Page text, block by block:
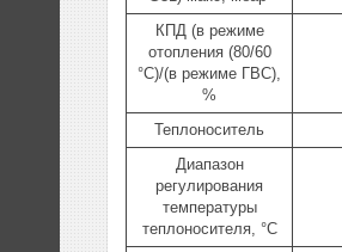
КПД (в режиме
отопления (80/60
°C)/(в режиме ГВС),
%
Теплоноситель
Диапазон
регулирования
температуры
теплоносителя, °C